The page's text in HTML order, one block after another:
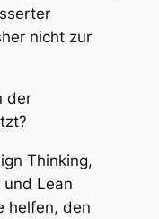
nicht zur
der
Thinking,
Lean
helfen, den